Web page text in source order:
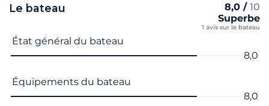
Le bateau 8,0 / 10
Superbe
1 avis sur le bateau
Nom du critère Note
État général du bateau
8,0
Équipements du bateau
8,0